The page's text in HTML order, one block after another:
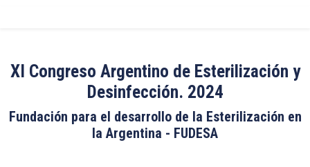
XI Congreso Argentino de Esterilización y
Desinfección. 2024
Fundación para el desarrollo de la Esterilización en
la Argentina - FUDESA